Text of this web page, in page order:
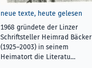
neue texte, heute gelesen
1968 gründete der Linzer
Schriftsteller Heimrad Bäcker
(1925–2003) in seinem
Heimatort die Literatu…